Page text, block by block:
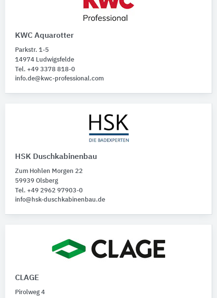
KWC Aquarotter
Parkstr. 1-5
14974 Ludwigsfelde
Tel. +49 3378 818-0
info.de@kwc-professional.com
HSK Duschkabinenbau
Zum Hohlen Morgen 22
59939 Olsberg
Tel. +49 2962 97903-0
info@hsk-duschkabinenbau.de
CLAGE
Pirolweg 4